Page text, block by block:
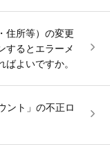
住所等）の変更
するとエラーメ
よいですか。
ント」の不正ロ